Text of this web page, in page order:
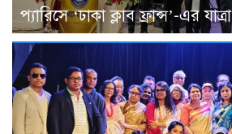
প্যারিসে ‘ঢাকা ক্লাব ফ্রান্স’-এর যাত্রা